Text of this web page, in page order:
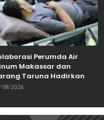
Perumda Air
Makassar dan
Taruna Hadirkan
Donor Darah untuk
08/2026